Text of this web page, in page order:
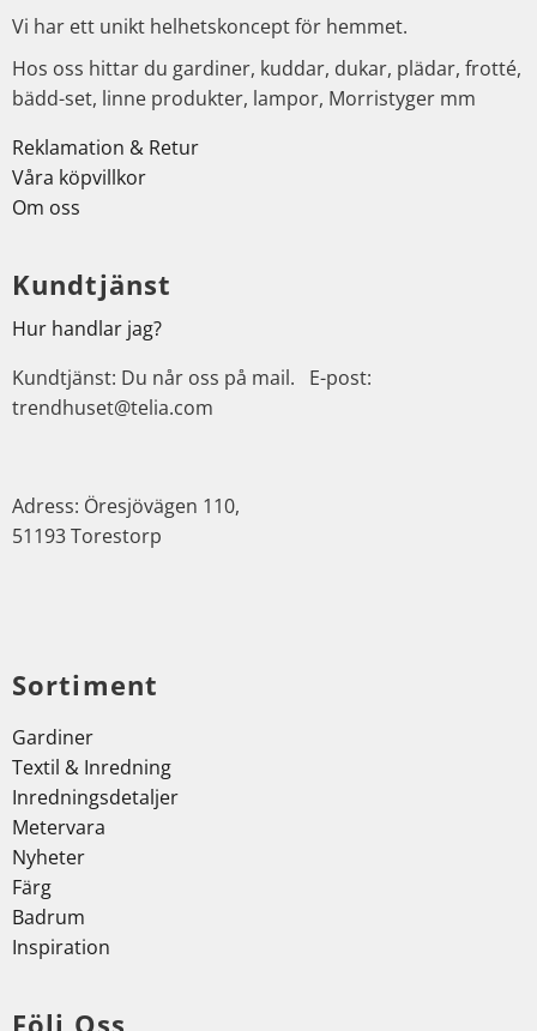
Vi har ett unikt helhetskoncept för hemmet.
Hos oss hittar du gardiner, kuddar, dukar, plädar, frotté,
bädd-set, linne produkter, lampor, Morristyger mm
Reklamation & Retur
Våra köpvillkor
Om oss
Kundtjänst
Hur handlar jag?
Kundtjänst: Du når oss på mail. E-post:
trendhuset@telia.com
Adress: Öresjövägen 110,
51193 Torestorp
Sortiment
Gardiner
Textil & Inredning
Inredningsdetaljer
Metervara
Nyheter
Färg
Badrum
Inspiration